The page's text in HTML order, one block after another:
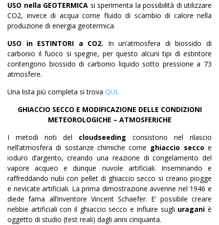
USO nella GEOTERMICA si sperimenta la possibilità di utilizzare
CO2, invece di acqua come fluido di scambio di calore nella
produzione di energia geotermica.
USO in ESTINTORI a CO2. In un’atmosfera di biossido di
carbonio il fuoco si spegne, per questo alcuni tipi di estintore
contengono biossido di carbonio liquido sotto pressione a 73
atmosfere.
Una lista più completa si trova QUI.
GHIACCIO SECCO E MODIFICAZIONE DELLE CONDIZIONI
METEOROLOGICHE – ATMOSFERICHE
I metodi noti del cloudseeding consistono nel rilascio
nell’atmosfera di sostanze chimiche come ghiaccio seccoe
ioduro d’argento, creando una reazione di congelamento del
vapore acqueo e dunque nuvole artificiali. Inseminando e
raffreddando nubi con pellet di ghiaccio secco si creano piogge
e nevicate artificiali. La prima dimostrazione avvenne nel 1946 e
diede fama all’inventore Vincent Schaefer. E’ possibile creare
nebbie artificiali con il ghiaccio secco e influire sugli uraganiè
oggetto di studio (test reali) dagli anni cinquanta.